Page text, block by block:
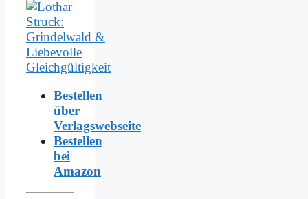
Bestellen
über
Verlagswebseite
Bestellen
bei
Amazon